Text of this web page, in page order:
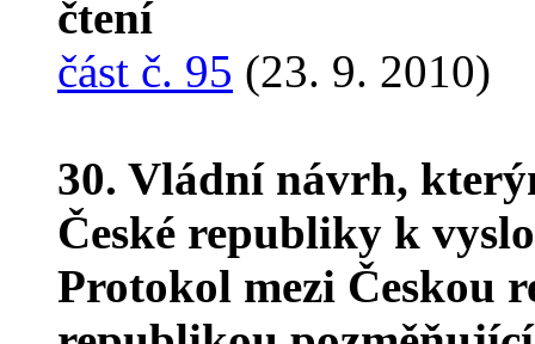
čtení
část č. 95 (23. 9. 2010)
30. Vládní návrh,
České republiky k
Protokol mezi Českou